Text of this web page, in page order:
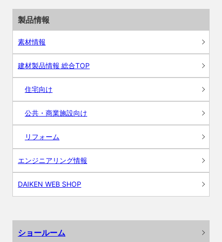
製品情報
素材情報
建材製品情報 総合TOP
住宅向け
公共・商業施設向け
リフォーム
エンジニアリング情報
DAIKEN WEB SHOP
ショールーム